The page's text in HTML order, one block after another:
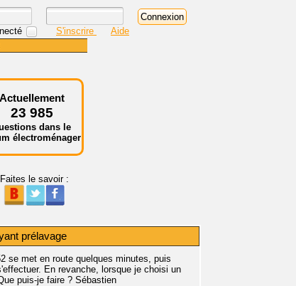
S'inscrire Aide
Actuellement
23 985
dans le
électroménager
Faites le savoir :
prélavage
se met en route quelques minutes, puis
En revanche, lorsque je choisi un
puis-je faire ? Sébastien